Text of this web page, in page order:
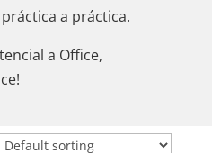
a práctica.
a Office,